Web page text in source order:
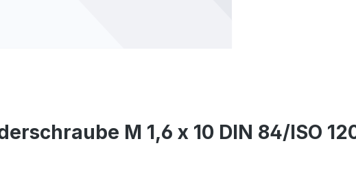
M 1,6 x 10 DIN 84/ISO